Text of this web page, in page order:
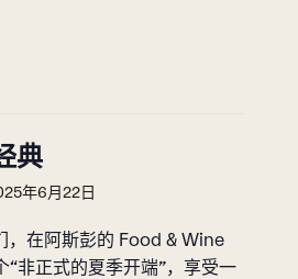
典
年6月22日
，在阿斯彭的 Food & Wine
“非正式的夏季开端”，享受一